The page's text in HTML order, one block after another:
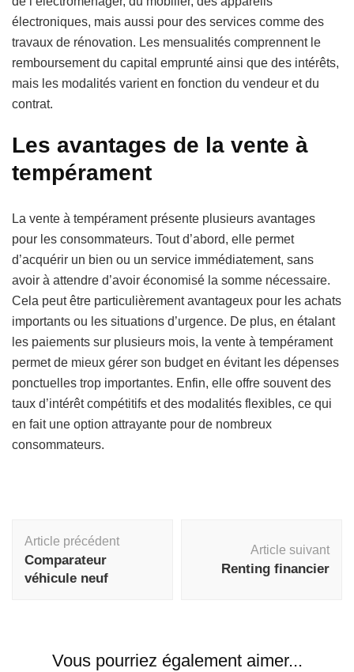
électroniques, mais aussi pour des services comme des
travaux de rénovation. Les mensualités comprennent le
remboursement du capital emprunté ainsi que des intérêts,
mais les modalités varient en fonction du vendeur et du
contrat.
Les avantages de la vente à
tempérament
La vente à tempérament présente plusieurs avantages
pour les consommateurs. Tout d’abord, elle permet
d’acquérir un bien ou un service immédiatement, sans
avoir à attendre d’avoir économisé la somme nécessaire.
Cela peut être particulièrement avantageux pour les achats
importants ou les situations d’urgence. De plus, en étalant
les paiements sur plusieurs mois, la vente à tempérament
permet de mieux gérer son budget en évitant les dépenses
ponctuelles trop importantes. Enfin, elle offre souvent des
taux d’intérêt compétitifs et des modalités flexibles, ce qui
en fait une option attrayante pour de nombreux
consommateurs.
d'article
Article précédent
Comparateur
véhicule neuf
Article suivant
Renting financier
Vous pourriez également aimer...